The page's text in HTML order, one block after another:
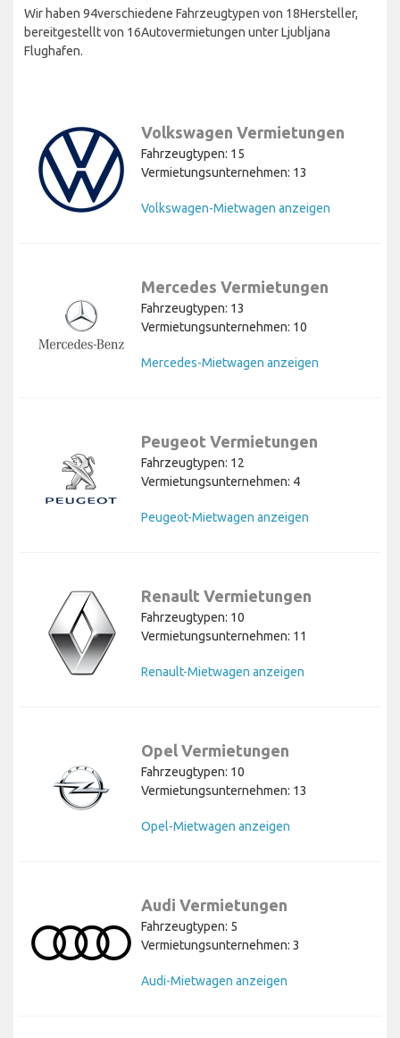
Wir haben 94verschiedene Fahrzeugtypen von 18Hersteller,
bereitgestellt von 16Autovermietungen unter Ljubljana
Flughafen.
Volkswagen Vermietungen
Fahrzeugtypen: 15
Vermietungsunternehmen: 13
Volkswagen-Mietwagen anzeigen
Mercedes Vermietungen
Fahrzeugtypen: 13
Vermietungsunternehmen: 10
Mercedes-Mietwagen anzeigen
Peugeot Vermietungen
Fahrzeugtypen: 12
Vermietungsunternehmen: 4
Peugeot-Mietwagen anzeigen
Renault Vermietungen
Fahrzeugtypen: 10
Vermietungsunternehmen: 11
Renault-Mietwagen anzeigen
Opel Vermietungen
Fahrzeugtypen: 10
Vermietungsunternehmen: 13
Opel-Mietwagen anzeigen
Audi Vermietungen
Fahrzeugtypen: 5
Vermietungsunternehmen: 3
Audi-Mietwagen anzeigen